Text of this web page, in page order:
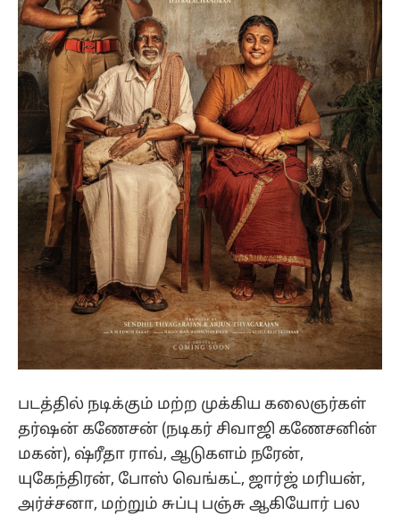
படத்தில் நடிக்கும் மற்ற முக்கிய கலைஞர்கள்
தர்ஷன் கணேசன் (நடிகர் சிவாஜி கணேசனின்
மகன்), ஷ்ரீதா ராவ், ஆடுகளம் நரேன்,
யுகேந்திரன், போஸ் வெங்கட், ஜார்ஜ் மரியன்,
அர்ச்சனா, மற்றும் சுப்பு பஞ்சு ஆகியோர் பல